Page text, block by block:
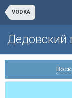
VODKA
Дедовский